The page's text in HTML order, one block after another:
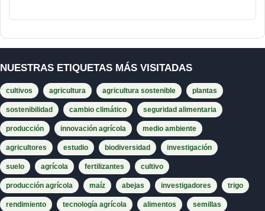
NUESTRAS ETIQUETAS MÁS VISITADAS
cultivos agricultura agricultura sostenible plantas
sostenibilidad cambio climático seguridad alimentaria
producción innovación agrícola medio ambiente
agricultores estudio biodiversidad investigación
suelo agrícola fertilizantes cultivo
producción agrícola maíz abejas investigadores trigo
rendimiento tecnología agrícola alimentos semillas